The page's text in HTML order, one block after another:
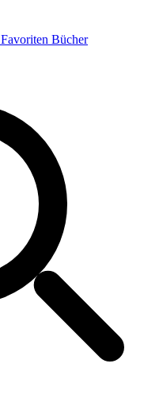
Favoriten Bücher